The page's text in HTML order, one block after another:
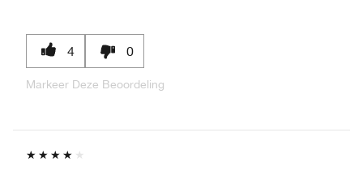
4 0
Markeer Deze Beoordeling